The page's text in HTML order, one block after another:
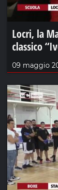
Locri, la
classico
09 maggio